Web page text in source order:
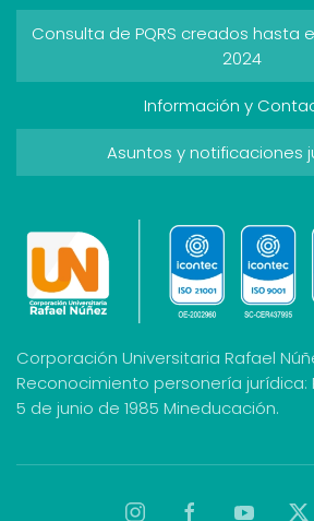
Consulta de PQRS creados hasta
2024
Información y
Asuntos y notificaciones
Corporación Universitaria Rafael
Reconocimiento personería jurídica:
5 de junio de 1985 Mineducación.